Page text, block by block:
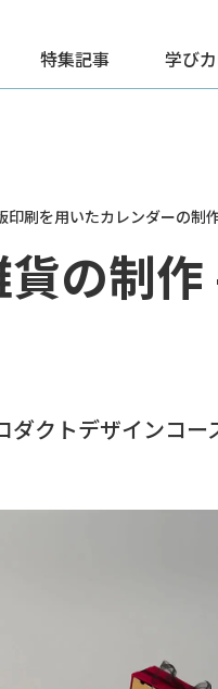
特集記事 学び
印刷を用いたカレンダーの制
の制
ダクトデザインコー